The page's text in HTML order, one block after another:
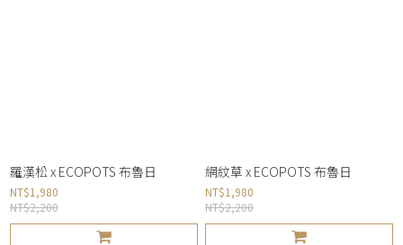
羅漢松 x ECOPOTS 布魯日
NT$1,980
NT$2,200
網紋草 x ECOPOTS 布魯日
NT$1,980
NT$2,200